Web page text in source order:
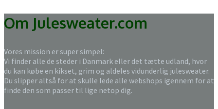
pris
var:
349,00 kr..
pris
er:
Om Julesweater.com
Vores mission er super simpel:
Vi finder alle de steder i Danmark eller det tætte udland, hvor
du kan købe en kikset, grim og aldeles vidunderlig julesweater.
Du slipper altså for at skulle lede alle webshops igennem for at
finde den som passer til lige netop dig.